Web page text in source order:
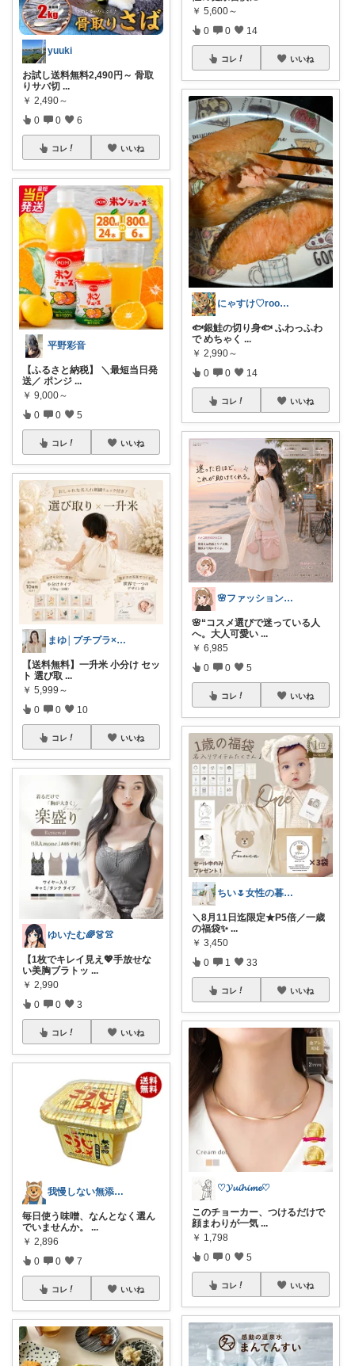
yuuki
お試し送料無料2,490円～ 骨取
りサバ切 ...
￥ 2,490～
0 0 6
コレ いいね
平野彩音
【ふるさと納税】 ＼最短当日発
送／ ポンジ ...
￥ 9,000～
0 0 5
コレ いいね
まゆ│プチプラ×ご褒美スイーツ
【送料無料】一升米 小分け セッ
ト 選び取 ...
￥ 5,999～
0 0 10
コレ いいね
ゆいたむ🌈👗👚
【1枚でキレイ見え💖手放せな
い美胸ブラトッ ...
￥ 2,990
0 0 3
コレ いいね
我慢しない無添加ごはんROOM
毎日使う味噌、なんとなく選ん
でいませんか。
...
￥ 2,896
0 0 7
コレ いいね
￥ 5,600～
0 0 14
コレ いいね
にゃすけ♡room⁂
🐟銀鮭の切り身🐟 ふわっふわ
で めちゃく ...
￥ 2,990～
0 0 14
コレ いいね
🌸ファッションハナコの可愛さラボ🌸
🌸“コスメ選びで迷っている人
へ。大人可愛い ...
￥ 6,985
0 0 5
コレ いいね
ちい🌷女性の暮らしを素敵に🪴
＼8月11日迄限定★P5倍／一歳
の福袋✨ ...
￥ 3,450
0 1 33
コレ いいね
♡𝓨𝓾𝓲𝓱𝓲𝓶𝓮♡
このチョーカー、つけるだけで
顔まわりが一気 ...
￥ 1,798
0 0 5
コレ いいね